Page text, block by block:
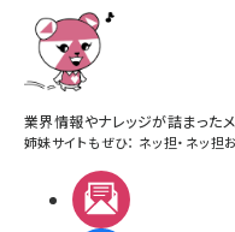
業界情報やナレッジが詰まった
姉妹サイトもぜひ： ネッ担・ ネッ担